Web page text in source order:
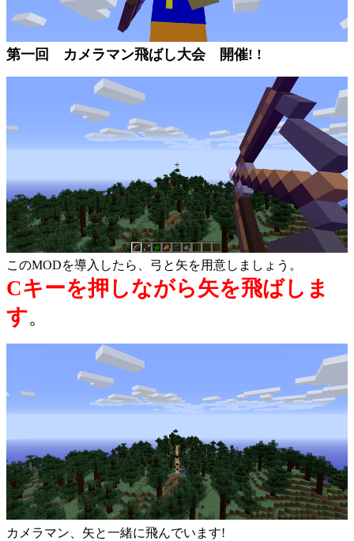
第一回 カメラマン飛ばし大会 開催! !
このMODを導入したら、弓と矢を用意しましょう。
Cキーを押しながら矢を飛ばしま
す。
カメラマン、矢と一緒に飛んでいます!